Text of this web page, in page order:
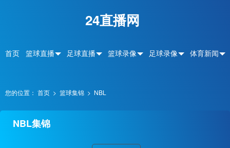
24直播网
首页 篮球直播 足球直播 篮球录像 足球录像 体育新闻
您的位置： 首页 > 篮球集锦 > NBL
NBL集锦